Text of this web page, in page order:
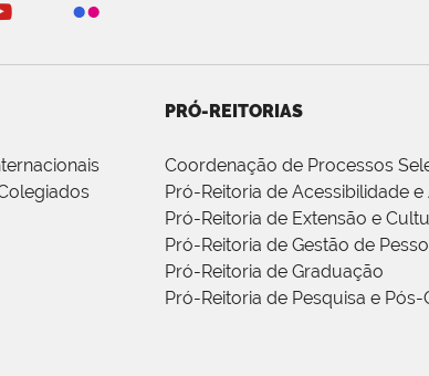
PRÓ-REITORIAS
Coordenação de Processos
Pró-Reitoria de Acessibilidade
Pró-Reitoria de Extensão e
Pró-Reitoria de Gestão de
Pró-Reitoria de Graduação
Pró-Reitoria de Pesquisa e